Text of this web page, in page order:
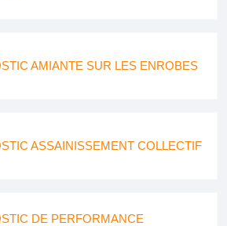
AMIANTE SUR LES ENROBES
ASSAINISSEMENT COLLECTIF
DE PERFORMANCE